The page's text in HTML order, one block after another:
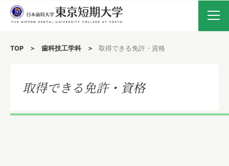
受験生の方へ
卒業生の方へ
TOP 歯科技工学科 取得できる免許・資格
取得できる免許・資格